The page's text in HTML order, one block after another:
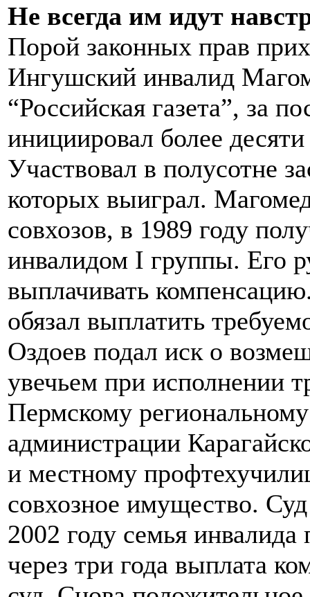
Не всегда им идут
Порой законных прав
Ингушский инвалид
“Российская газета”, за
инициировал более
Участвовал в полусотне
которых выиграл.
совхозов, в 1989 году
инвалидом I группы. Его
выплачивать
обязал выплатить
Оздоев подал иск о
увечьем при исполнении
Пермскому
администрации
и местному
совхозное имущество.
2002 году семья
через три года выплата